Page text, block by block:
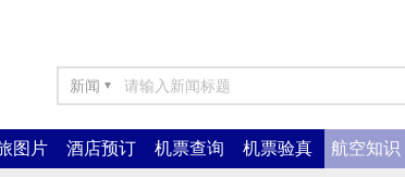
新闻 ▼
图片 酒店预订 机票查询 机票验真 航空知识